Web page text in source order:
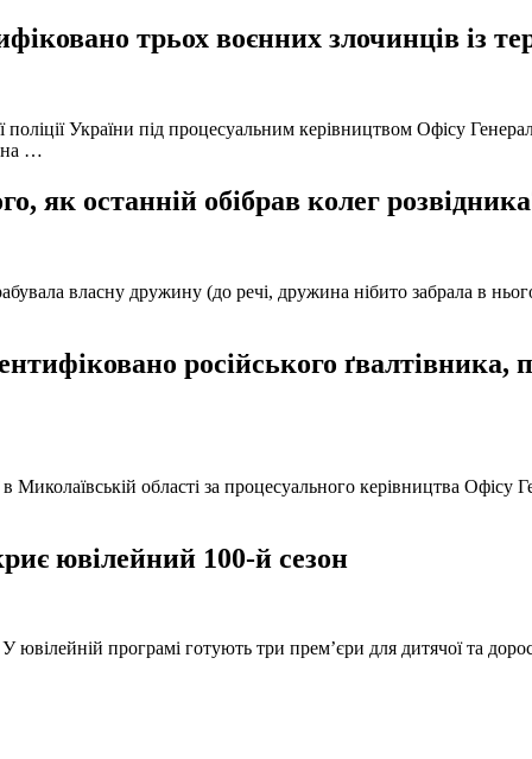
трьох воєнних злочинців із
України під процесуальним керівництвом Офісу
на …
як останній обібрав колег
власну дружину (до речі, дружина нібито забрала в
російського ґвалтівника,
області за процесуального керівництва Офісу
ювілейний 100-й сезон
програмі готують три прем’єри для дитячої та